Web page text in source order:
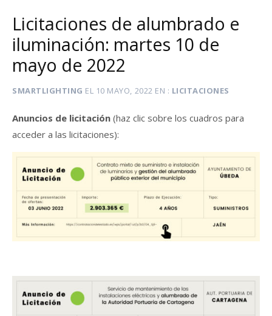
Licitaciones de alumbrado e
iluminación: martes 10 de
mayo de 2022
SMARTLIGHTING EL 10 MAYO, 2022 EN LICITACIONES
Anuncios de licitación (haz clic sobre los cuadros para
acceder a las licitaciones):